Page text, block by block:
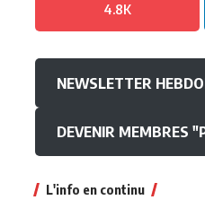
4.8K
NEWSLETTER
DEVENIR MEMBRES
L'info en continu